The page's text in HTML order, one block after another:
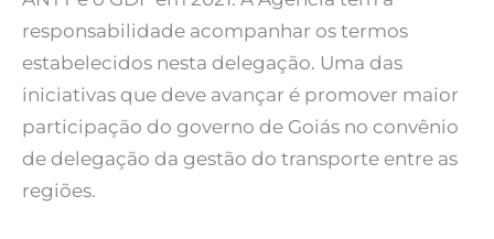
responsabilidade acompanhar os termos
estabelecidos nesta delegação. Uma das
iniciativas que deve avançar é promover maior
participação do governo de Goiás no convênio
de delegação da gestão do transporte entre as
regiões.